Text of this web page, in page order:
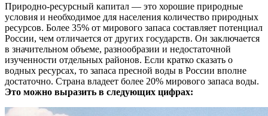
Природно-ресурсный капитал — это хорошие природные
условия и необходимое для населения количество природных
ресурсов. Более 35% от мирового запаса составляет потенциал
России, чем отличается от других государств. Он заключается
в значительном объеме, разнообразии и недостаточной
изученности отдельных районов. Если кратко сказать о
водных ресурсах, то запаса пресной воды в России вполне
достаточно. Страна владеет более 20% мирового запаса воды.
Это можно выразить в следующих цифрах: